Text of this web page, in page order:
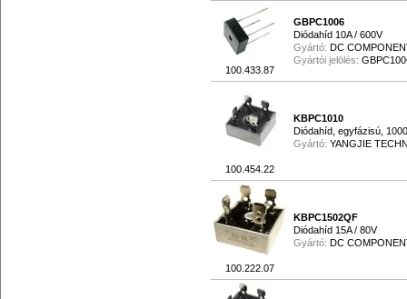
100.433.87
GBPC1006
Diódahíd 10A / 600V
Gyártó: DC
Gyártói jelölés:
100.454.22
KBPC1010
Diódahíd, egyfázisú,
Gyártó: YANGJIE
100.222.07
KBPC1502QF
Diódahíd 15A / 80V
Gyártó: DC